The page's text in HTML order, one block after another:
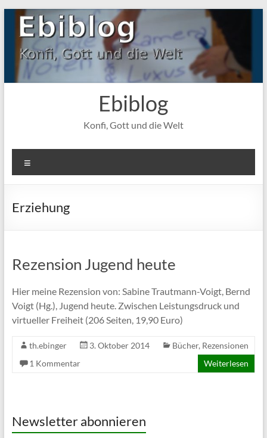
Zum
Inhalt
springen
Ebiblog
Konfi, Gott und die Welt
Erziehung
Rezension Jugend heute
Hier meine Rezension von: Sabine Trautmann-Voigt, Bernd
Voigt (Hg.), Jugend heute. Zwischen Leistungsdruck und
virtueller Freiheit (206 Seiten, 19,90 Euro)
th.ebinger 3. Oktober 2014 Bücher, Rezensionen
1 Kommentar
Weiterlesen
Newsletter abonnieren